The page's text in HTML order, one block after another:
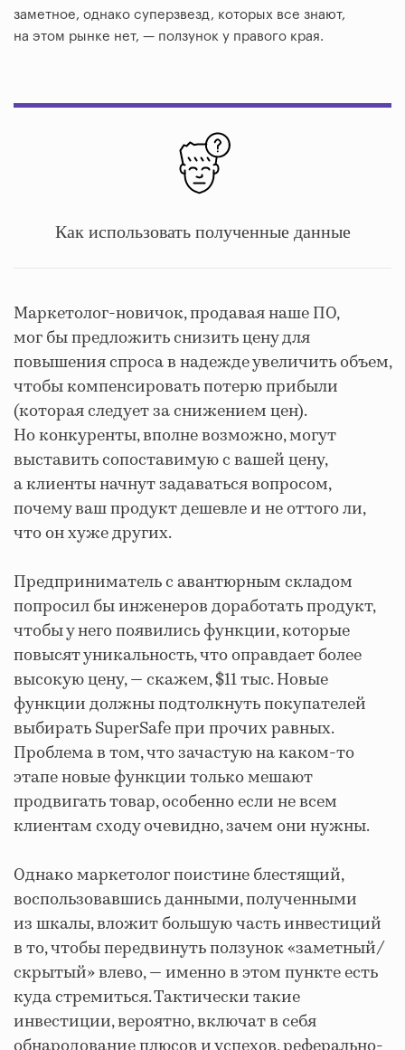
заметное, однако суперзвезд, которых все знают,
на этом рынке нет, — ползунок у правого края.
Как использовать полученные данные
Маркетолог-новичок, продавая наше ПО,
мог бы предложить снизить цену для
повышения спроса в надежде увеличить объем,
чтобы компенсировать потерю прибыли
(которая следует за снижением цен).
Но конкуренты, вполне возможно, могут
выставить сопоставимую с вашей цену,
а клиенты начнут задаваться вопросом,
почему ваш продукт дешевле и не оттого ли,
что он хуже других.
Предприниматель с авантюрным складом
попросил бы инженеров доработать продукт,
чтобы у него появились функции, которые
повысят уникальность, что оправдает более
высокую цену, — скажем, $11 тыс. Новые
функции должны подтолкнуть покупателей
выбирать SuperSafe при прочих равных.
Проблема в том, что зачастую на каком-то
этапе новые функции только мешают
продвигать товар, особенно если не всем
клиентам сходу очевидно, зачем они нужны.
Однако маркетолог поистине блестящий,
воспользовавшись данными, полученными
из шкалы, вложит большую часть инвестиций
в то, чтобы передвинуть ползунок «заметный/
скрытый» влево, — именно в этом пункте есть
куда стремиться. Тактически такие
инвестиции, вероятно, включат в себя